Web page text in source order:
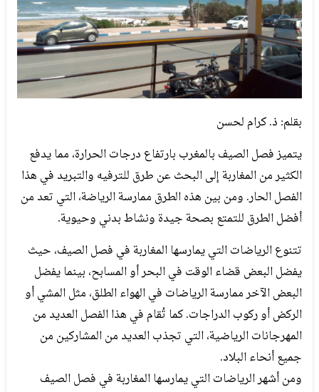
بقلم: ذ. كرام لحسن
يتميز فصل الصيف بالمغرب بارتفاع درجات الحرارة، مما يدفع
الكثير من المغاربة إلى البحث عن طرق للترفيه والتبريد في هذا
الفصل الحار. ومن بين هذه الطرق ممارسة الرياضة، التي تعد من
أفضل الطرق للتمتع بصحة جيدة ونشاط بدني وحيوية.
تتنوع الرياضات التي يمارسها المغاربة في فصل الصيف، حيث
يفضل البعض قضاء الوقت في البحر أو المسابح، بينما يفضل
البعض الآخر ممارسة الرياضات في الهواء الطلق، مثل المشي أو
الركض أو ركوب الدراجات. كما تُقام في هذا الفصل العديد من
المهرجانات الرياضية، التي تجذب العديد من المشاركين من
جميع أنحاء البلاد.
ومن أشهر الرياضات التي يمارسها المغاربة في فصل الصيف